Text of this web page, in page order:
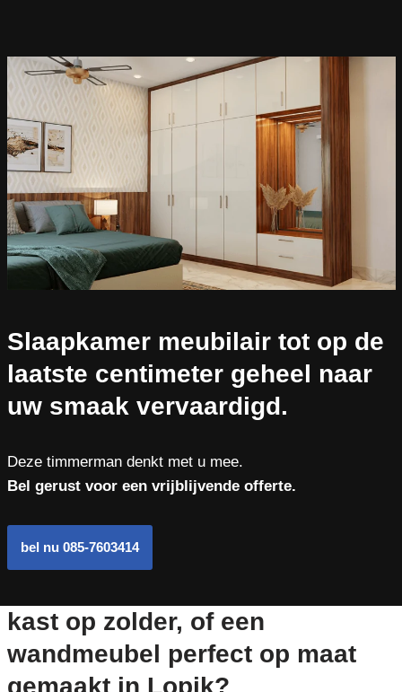
Slaapkamer meubilair tot op de
laatste centimeter geheel naar
uw smaak vervaardigd.
Deze timmerman denkt met u mee.
Bel gerust voor een vrijblijvende offerte.
bel nu 085-7603414
kast op zolder, of een
wandmeubel perfect op maat
gemaakt in Lopik?